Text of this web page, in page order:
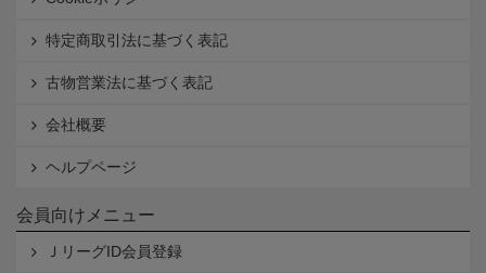
特定商取引法に基づく表記
古物営業法に基づく表記
会社概要
ヘルプページ
会員向けメニュー
ＪリーグID会員登録